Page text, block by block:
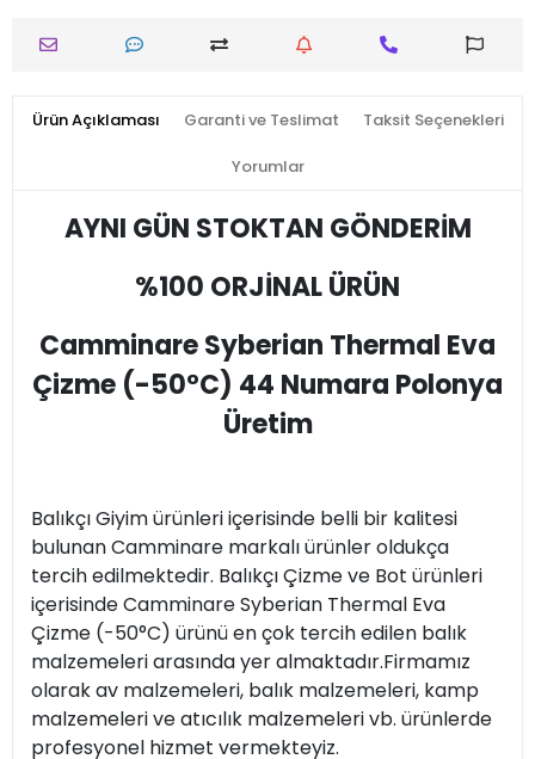
Ürün Açıklaması Garanti ve Teslimat Taksit Seçenekleri
Yorumlar
AYNI GÜN STOKTAN GÖNDERİM
%100 ORJİNAL ÜRÜN
Camminare Syberian Thermal Eva
Çizme (-50°C) 44 Numara Polonya
Üretim
Balıkçı Giyim ürünleri içerisinde belli bir kalitesi
bulunan Camminare markalı ürünler oldukça
tercih edilmektedir. Balıkçı Çizme ve Bot ürünleri
içerisinde Camminare Syberian Thermal Eva
Çizme (-50°C) ürünü en çok tercih edilen balık
malzemeleri arasında yer almaktadır.Firmamız
olarak av malzemeleri, balık malzemeleri, kamp
malzemeleri ve atıcılık malzemeleri vb. ürünlerde
profesyonel hizmet vermekteyiz.